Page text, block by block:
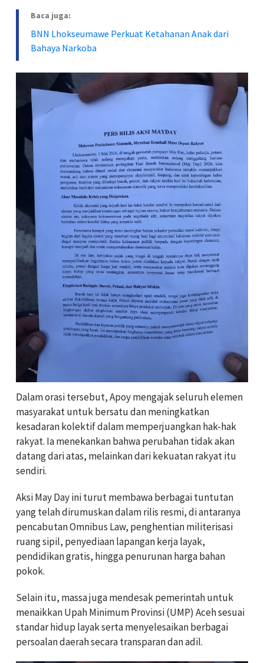
Baca juga:
BNN Lhokseumawe Perkuat Ketahanan Anak dari
Bahaya Narkoba
Dalam orasi tersebut, Apoy mengajak seluruh elemen
masyarakat untuk bersatu dan meningkatkan
kesadaran kolektif dalam memperjuangkan hak-hak
rakyat. Ia menekankan bahwa perubahan tidak akan
datang dari atas, melainkan dari kekuatan rakyat itu
sendiri.
Aksi May Day ini turut membawa berbagai tuntutan
yang telah dirumuskan dalam rilis resmi, di antaranya
pencabutan Omnibus Law, penghentian militerisasi
ruang sipil, penyediaan lapangan kerja layak,
pendidikan gratis, hingga penurunan harga bahan
pokok.
Selain itu, massa juga mendesak pemerintah untuk
menaikkan Upah Minimum Provinsi (UMP) Aceh sesuai
standar hidup layak serta menyelesaikan berbagai
persoalan daerah secara transparan dan adil.